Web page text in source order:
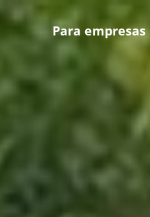
Para empresas